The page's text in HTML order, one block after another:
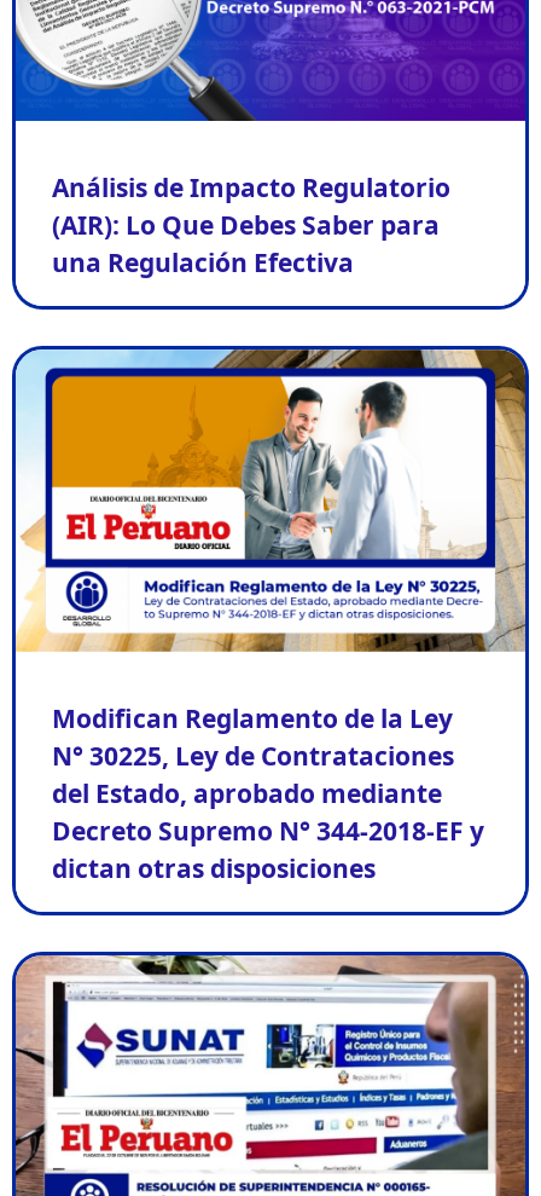
Análisis de Impacto Regulatorio
(AIR): Lo Que Debes Saber para
una Regulación Efectiva
Modifican Reglamento de la Ley
N° 30225, Ley de Contrataciones
del Estado, aprobado mediante
Decreto Supremo N° 344-2018-EF y
dictan otras disposiciones